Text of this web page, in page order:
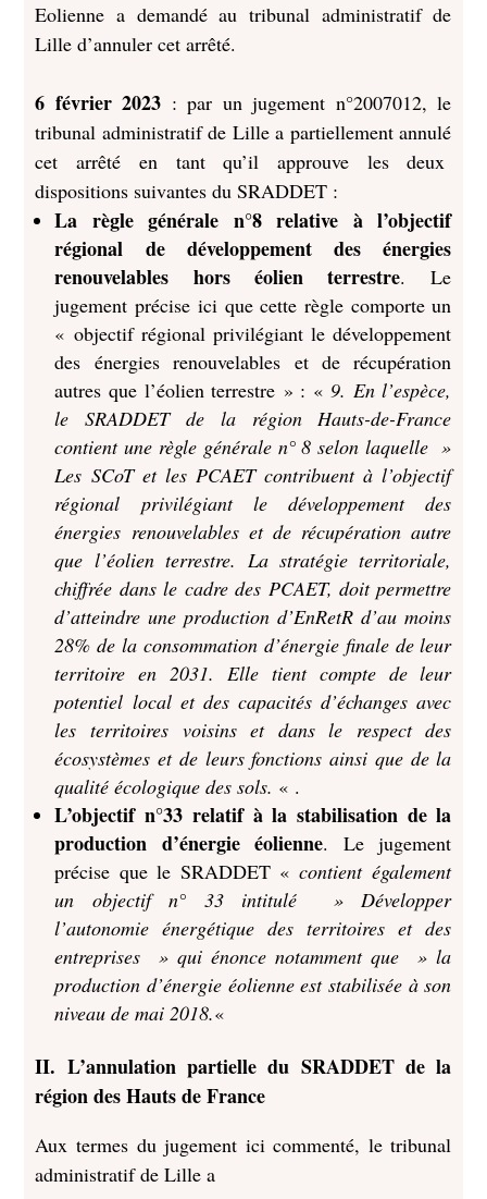
Eolienne a demandé au tribunal administratif de
Lille d’annuler cet arrêté.
6 février 2023 : par un jugement n°2007012, le
tribunal administratif de Lille a partiellement annulé
cet arrêté en tant qu’il approuve les deux
dispositions suivantes du SRADDET :
La règle générale n°8 relative à l’objectif
régional de développement des énergies
renouvelables hors éolien terrestre. Le
jugement précise ici que cette règle comporte un
« objectif régional privilégiant le développement
des énergies renouvelables et de récupération
autres que l’éolien terrestre » : «9. En l’espèce,
le SRADDET de la région Hauts-de-France
contient une règle générale n° 8 selon laquelle »
Les SCoT et les PCAET contribuent à l’objectif
régional privilégiant le développement des
énergies renouvelables et de récupération autre
que l’éolien terrestre. La stratégie territoriale,
chiffrée dans le cadre des PCAET, doit permettre
d’atteindre une production d’EnRetR d’au moins
28% de la consommation d’énergie finale de leur
territoire en 2031. Elle tient compte de leur
potentiel local et des capacités d’échanges avec
les territoires voisins et dans le respect des
écosystèmes et de leurs fonctions ainsi que de la
qualité écologique des sols. « .
L’objectif n°33 relatif à la stabilisation de la
production d’énergie éolienne. Le jugement
précise que le SRADDET «contient également
un objectif n° 33 intitulé » Développer
l’autonomie énergétique des territoires et des
entreprises » qui énonce notamment que » la
production d’énergie éolienne est stabilisée à son
niveau de mai 2018.«
II. L’annulation partielle du SRADDET de la
région des Hauts de France
Aux termes du jugement ici commenté, le tribunal
administratif de Lille a